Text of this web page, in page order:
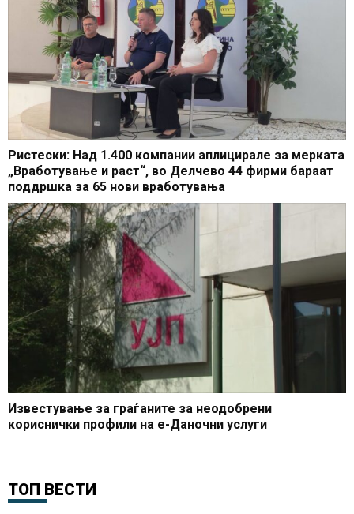
Ристески: Над 1.400 компании аплицирале за мерката
„Вработување и раст“, во Делчево 44 фирми бараат
поддршка за 65 нови вработувања
Известување за граѓаните за неодобрени
кориснички профили на е-Даночни услуги
ТОП ВЕСТИ